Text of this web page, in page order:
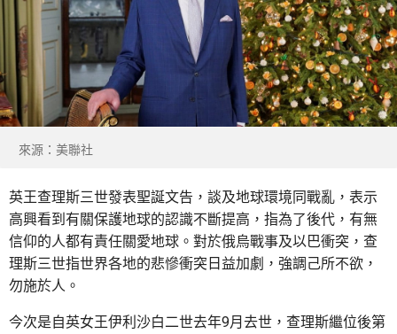
來源：美聯社
英王查理斯三世發表聖誕文告，談及地球環境同戰亂，表示
高興看到有關保護地球的認識不斷提高，指為了後代，有無
信仰的人都有責任關愛地球。對於俄烏戰事及以巴衝突，查
理斯三世指世界各地的悲慘衝突日益加劇，強調己所不欲，
勿施於人。
今次是自英女王伊利沙白二世去年9月去世，查理斯繼位後第